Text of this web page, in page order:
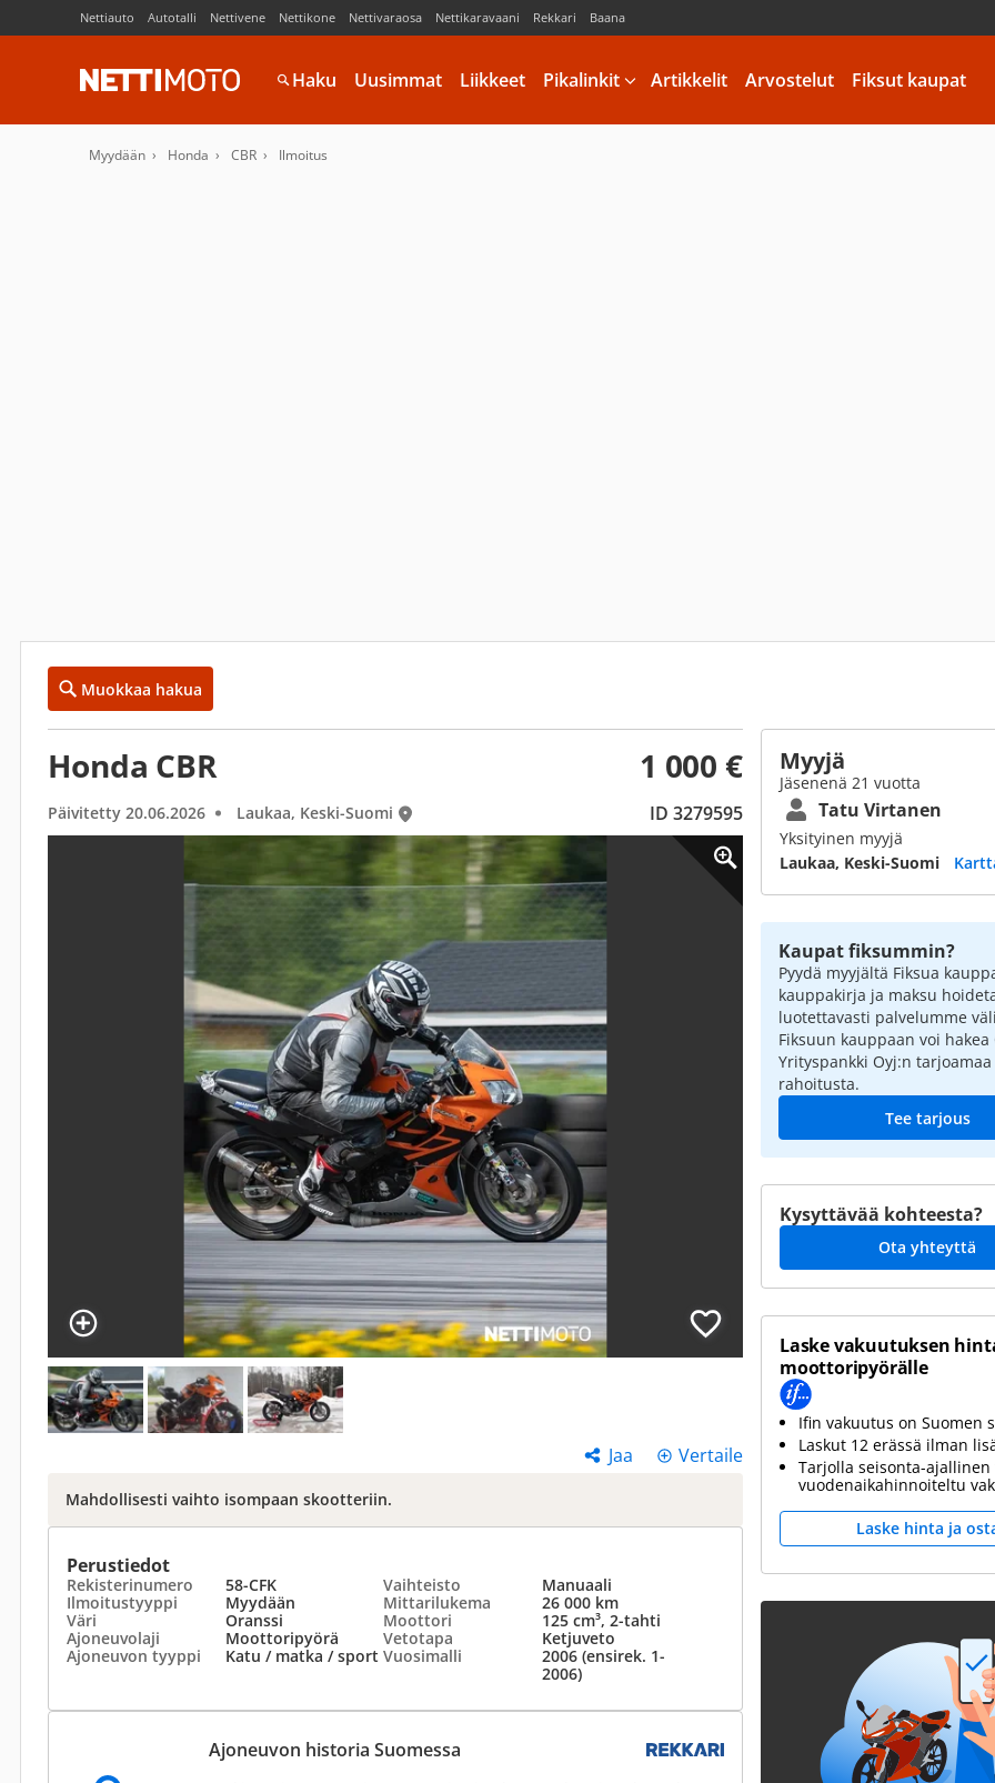
Nettiauto Autotalli Nettivene Nettikone Nettivaraosa Nettikaravaani Rekkari Baana
Haku Uusimmat Liikkeet Pikalinkit Artikkelit Arvostelut Fiksut kaupat
Myydään Honda CBR Ilmoitus
Muokkaa hakua
Honda CBR 1 000 €
Päivitetty 20.06.2026 Laukaa, Keski-Suomi ID 3279595
Jaa Vertaile
Mahdollisesti vaihto isompaan skootteriin.
Perustiedot
Rekisterinumero 58-CFK Vaihteisto
Manuaali
Ilmoitustyyppi
Myydään Mittarilukema
26 000 km
Väri
Oranssi Moottori
125 cm³, 2-tahti
Ajoneuvolaji
Moottoripyörä Vetotapa
Ketjuveto
Ajoneuvon tyyppi
Katu / matka / sport Vuosimalli
2006 (ensirek. 1-
2006)
Ajoneuvon historia Suomessa
Myyjä
Jäsenenä 21 vuotta
Tatu Virtanen
Yksityinen myyjä
Laukaa, Keski-Suomi
Kaupat fiksummin?
Pyydä myyjältä Fiksua
kauppakirja ja maksu
luotettavasti palvelumme
Fiksuun kauppaan voi hakea
Yrityspankki Oyj:n tarjoamaa
rahoitusta.
Tee tarjous
Kysyttävää kohteesta?
Ota yhteyttä
Laske vakuutuksen
moottoripyörälle
Ifin vakuutus on Suomen
Laskut 12 erässä ilman
Tarjolla seisonta-ajallinen
vuodenaikahinnoiteltu
Laske hinta ja